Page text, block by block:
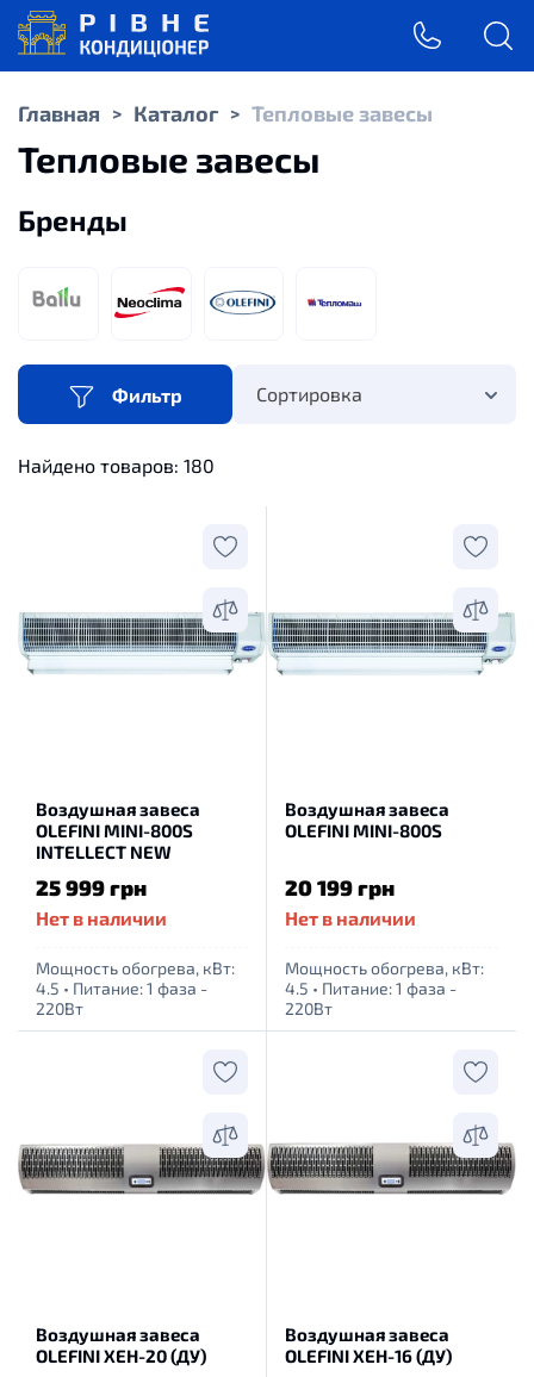
Главная > Каталог > Тепловые завесы
Тепловые завесы
Бренды
Фильтр Сортировка
Найдено товаров: 180
Воздушная завеса
OLEFINI MINI-800S
INTELLECT NEW
25 999 грн
Нет в наличии
Мощность обогрева, кВт:
4.5 • Питание: 1 фаза -
220Вт
Воздушная завеса
OLEFINI MINI-800S
20 199 грн
Нет в наличии
Мощность обогрева, кВт:
4.5 • Питание: 1 фаза -
220Вт
Воздушная завеса
OLEFINI XEH-20 (ДУ)
Воздушная завеса
OLEFINI XEH-16 (ДУ)